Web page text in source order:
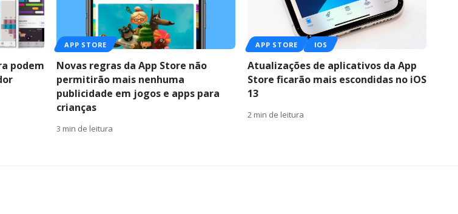
podem
APP STORE
Novas regras da App Store não
permitirão mais nenhuma
publicidade em jogos e apps para
crianças
3 min de leitura
APP STORE IOS
Atualizações de aplicativos da App
Store ficarão mais escondidas no iOS
13
2 min de leitura